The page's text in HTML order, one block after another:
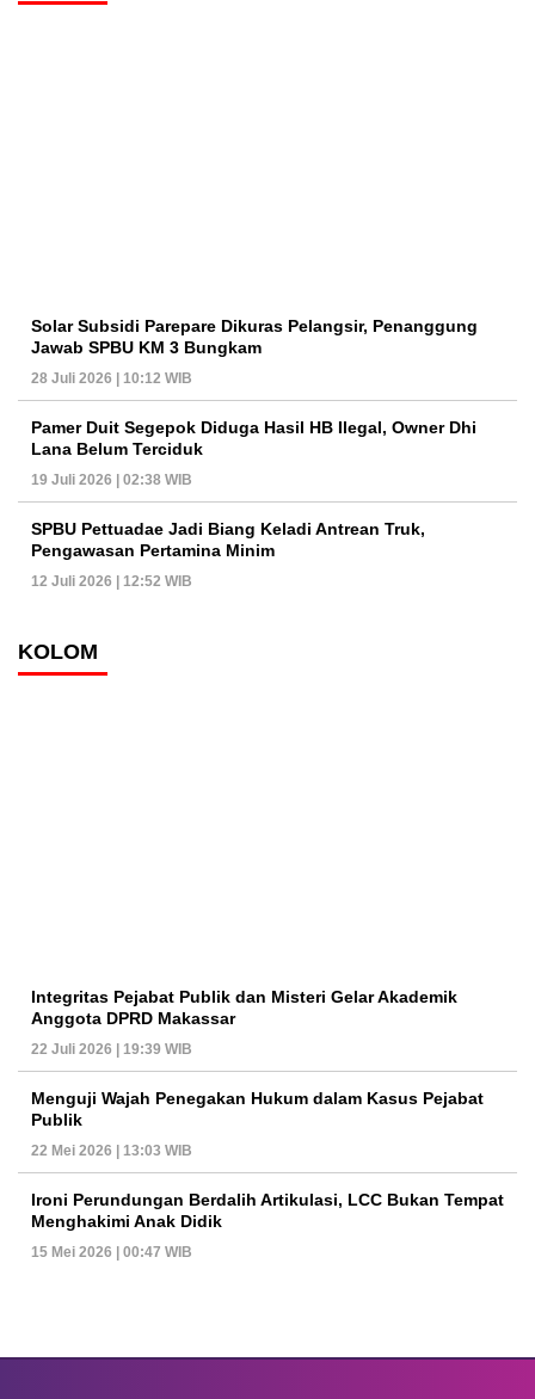
Solar Subsidi Parepare Dikuras Pelangsir, Penanggung
Jawab SPBU KM 3 Bungkam
28 Juli 2026 | 10:12 WIB
Pamer Duit Segepok Diduga Hasil HB Ilegal, Owner Dhi
Lana Belum Terciduk
19 Juli 2026 | 02:38 WIB
SPBU Pettuadae Jadi Biang Keladi Antrean Truk,
Pengawasan Pertamina Minim
12 Juli 2026 | 12:52 WIB
KOLOM
Integritas Pejabat Publik dan Misteri Gelar Akademik
Anggota DPRD Makassar
22 Juli 2026 | 19:39 WIB
Menguji Wajah Penegakan Hukum dalam Kasus Pejabat
Publik
22 Mei 2026 | 13:03 WIB
Ironi Perundungan Berdalih Artikulasi, LCC Bukan Tempat
Menghakimi Anak Didik
15 Mei 2026 | 00:47 WIB